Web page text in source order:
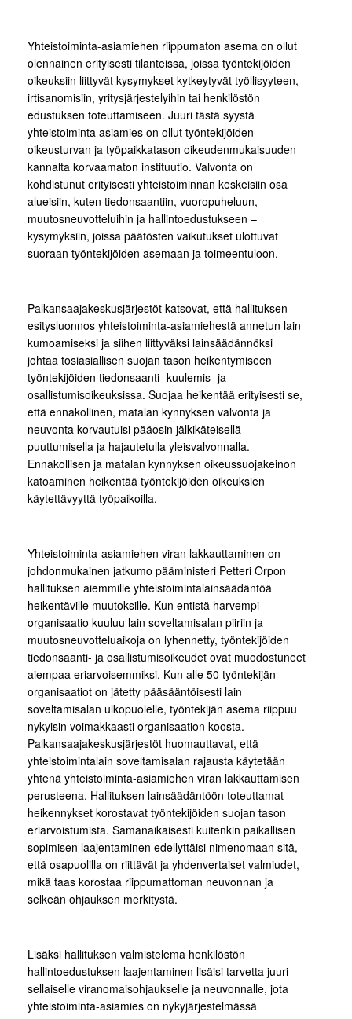
Yhteistoiminta-asiamiehen riippumaton asema on ollut
olennainen erityisesti tilanteissa, joissa työntekijöiden
oikeuksiin liittyvät kysymykset kytkeytyvät työllisyyteen,
irtisanomisiin, yritysjärjestelyihin tai henkilöstön
edustuksen toteuttamiseen. Juuri tästä syystä
yhteistoiminta asiamies on ollut työntekijöiden
oikeusturvan ja työpaikkatason oikeudenmukaisuuden
kannalta korvaamaton instituutio. Valvonta on
kohdistunut erityisesti yhteistoiminnan keskeisiin osa
alueisiin, kuten tiedonsaantiin, vuoropuheluun,
muutosneuvotteluihin ja hallintoedustukseen –
kysymyksiin, joissa päätösten vaikutukset ulottuvat
suoraan työntekijöiden asemaan ja toimeentuloon.
Palkansaajakeskusjärjestöt katsovat, että hallituksen
esitysluonnos yhteistoiminta-asiamiehestä annetun lain
kumoamiseksi ja siihen liittyväksi lainsäädännöksi
johtaa tosiasiallisen suojan tason heikentymiseen
työntekijöiden tiedonsaanti- kuulemis- ja
osallistumisoikeuksissa. Suojaa heikentää erityisesti se,
että ennakollinen, matalan kynnyksen valvonta ja
neuvonta korvautuisi pääosin jälkikäteisellä
puuttumisella ja hajautetulla yleisvalvonnalla.
Ennakollisen ja matalan kynnyksen oikeussuojakeinon
katoaminen heikentää työntekijöiden oikeuksien
käytettävyyttä työpaikoilla.
Yhteistoiminta-asiamiehen viran lakkauttaminen on
johdonmukainen jatkumo pääministeri Petteri Orpon
hallituksen aiemmille yhteistoimintalainsäädäntöä
heikentäville muutoksille. Kun entistä harvempi
organisaatio kuuluu lain soveltamisalan piiriin ja
muutosneuvotteluaikoja on lyhennetty, työntekijöiden
tiedonsaanti- ja osallistumisoikeudet ovat muodostuneet
aiempaa eriarvoisemmiksi. Kun alle 50 työntekijän
organisaatiot on jätetty pääsääntöisesti lain
soveltamisalan ulkopuolelle, työntekijän asema riippuu
nykyisin voimakkaasti organisaation koosta.
Palkansaajakeskusjärjestöt huomauttavat, että
yhteistoimintalain soveltamisalan rajausta käytetään
yhtenä yhteistoiminta-asiamiehen viran lakkauttamisen
perusteena. Hallituksen lainsäädäntöön toteuttamat
heikennykset korostavat työntekijöiden suojan tason
eriarvoistumista. Samanaikaisesti kuitenkin paikallisen
sopimisen laajentaminen edellyttäisi nimenomaan sitä,
että osapuolilla on riittävät ja yhdenvertaiset valmiudet,
mikä taas korostaa riippumattoman neuvonnan ja
selkeän ohjauksen merkitystä.
Lisäksi hallituksen valmistelema henkilöstön
hallintoedustuksen laajentaminen lisäisi tarvetta juuri
sellaiselle viranomaisohjaukselle ja neuvonnalle, jota
yhteistoiminta-asiamies on nykyjärjestelmässä